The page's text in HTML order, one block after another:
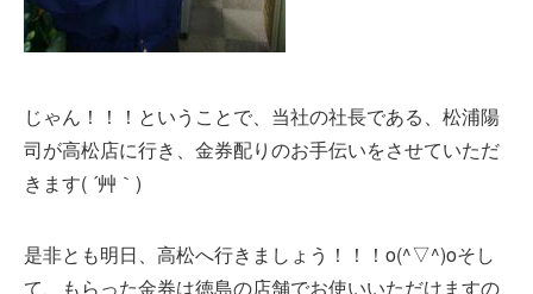
じゃん！！！ということで、当社の社長である、松浦陽
司が高松店に行き、金券配りのお手伝いをさせていただ
きます( ´艸｀)
是非とも明日、高松へ行きましょう！！！o(^▽^)oそし
て、もらった金券は徳島の店舗でお使いいただけますの